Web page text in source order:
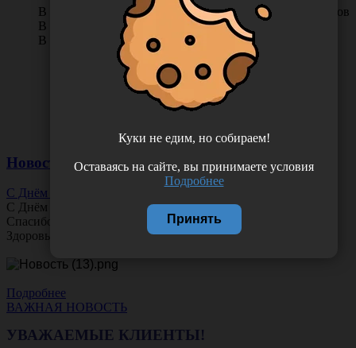
0 отзывов
В КОРЗИНУ
В наличии во Владивостоке 40 шт.
В наличии в Хабаровске 10 шт.
Новости
С Днём Офтальмолога!
С Днём
Спасибо за ясное зрение и заботу о пациентах.
Здоровья вам и новых профессиональных побед!
Подробнее
ВАЖНАЯ НОВОСТЬ
УВАЖАЕМЫЕ КЛИЕНТЫ!
Куки не едим, но собираем!
Оставаясь на сайте, вы принимаете условия
Подробнее
Принять